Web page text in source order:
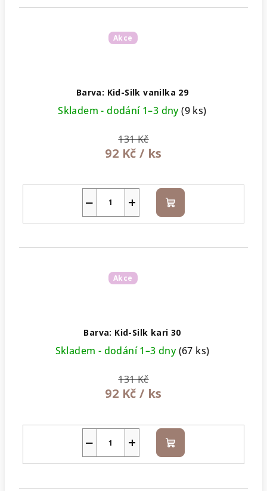
Akce
Barva: Kid-Silk vanilka 29
Skladem - dodání 1–3 dny(9 ks)
131 Kč
92 Kč / ks
+
− Do
košíku
Akce
Barva: Kid-Silk kari 30
Skladem - dodání 1–3 dny(67 ks)
131 Kč
92 Kč / ks
+
− Do
košíku